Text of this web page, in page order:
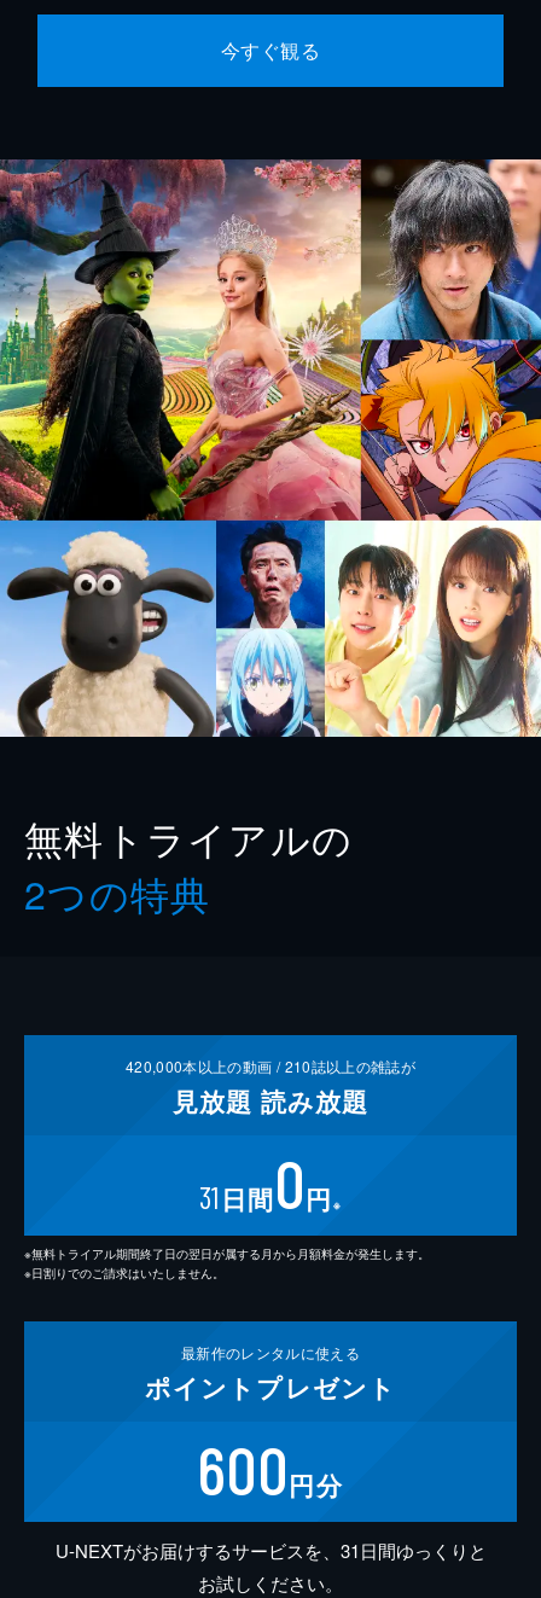
今すぐ観る
無料トライアルの
2つの特典
420,000本以上の動画 /210誌以上の雑誌が
見放題 読み放題
31 日間0円 ※
※無料トライアル期間終了日の翌日が属する月から月額料金が発生します。
※日割りでのご請求はいたしません。
最新作のレンタルに使える
ポイント プレゼント
600円分
U-NEXTがお届けするサービスを、31日間ゆっくりと
お試しください。